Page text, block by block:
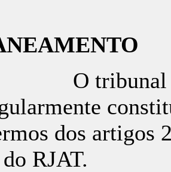
tribunal
dos artigos
RJAT.